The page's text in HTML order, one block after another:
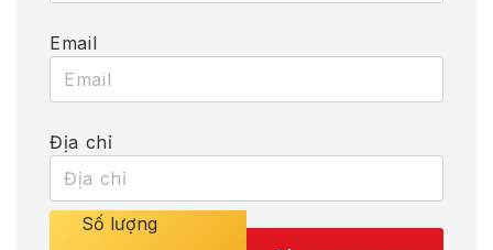
Email
Địa chỉ
Số lượng